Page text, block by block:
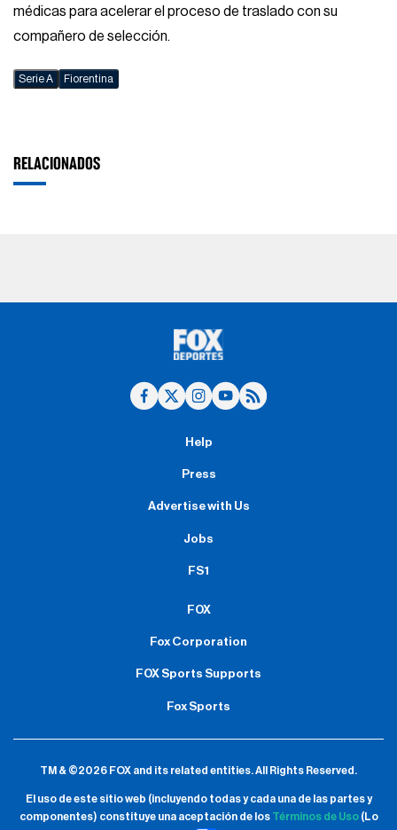
médicas para acelerar el proceso de traslado con su
compañero de selección.
Serie A Fiorentina
RELACIONADOS
Help
Press
Advertise with Us
Jobs
FS1
FOX
Fox Corporation
FOX Sports Supports
Fox Sports
TM & ©2026 FOX and its related entities.All Rights Reserved.
El uso de este sitio web (incluyendo todas y cada una de las partes y
componentes) constituye una aceptación de los Términos de Uso(Lo